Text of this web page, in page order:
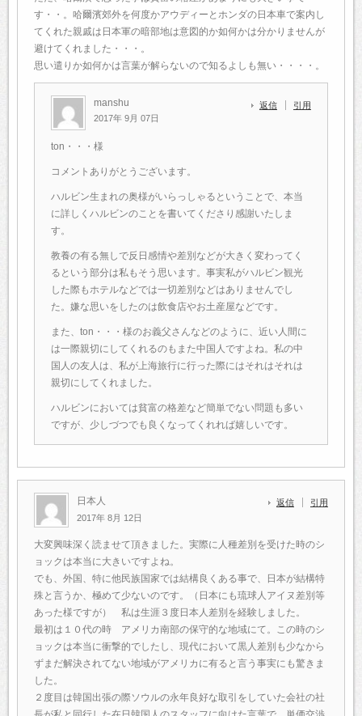
す・・。哈爾濱郊外を何度かアウディーとホンダの日本車で案内し
てくれた親戚は日本軍の暗部地は意図的か如何かは分かりませんが
避けてくれました・・・。
思い遣りか如何かは言葉が解らないので知るよしも無い・・・・。
manshu
2017年 9月 07日
返信 引用
ton・・・様
コメントありがとうございます。
ハルビン生まれの奥様がいらっしゃるということで、本当
に詳しくハルビンのことを書いてくださり感謝いたしま
す。
教養の有る無しで反日感情や差別などが大きく変わってく
るという部分は私もそう思います。事実私がハルビン観光
した際もホテルなどでは一切差別などはありませんでし
た。嫌な思いをしたのは飲食店やお土産屋などです。
また、ton・・・様のお義父さんなどのように、近い人間に
は一際親切にしてくれるのもまた中国人ですよね。私の中
国人の友人は、私が上海旅行に行った際にはそれはそれは
親切にしてくれました。
ハルビンにおいては貧富の格差など簡単でない問題も多い
ですが、少しづつでも良くなってくれれば嬉しいです。
日本人
2017年 8月 12日
返信 引用
大変興味深く読ませて頂きました。実際に人種差別を受けた時のシ
ョックは本当に大きいですよね。
でも、外国、特に他民族国家では結構良くある事で、日本が結構特
殊と言うか、極めて少ないのです。（日本にも琉球人アイヌ差別等
あった様ですが） 私は生涯３度日本人差別を経験しました。
最初は１０代の時 アメリカ南部の保守的な地域にて。この時のシ
ョックは本当に衝撃的でしたし、現代において黒人差別も少なから
ずまだ解決されてない地域がアメリカに有ると言う事実にも驚きま
した。
２度目は韓国出張の際ソウルの永年良好な取引をしていた会社の社